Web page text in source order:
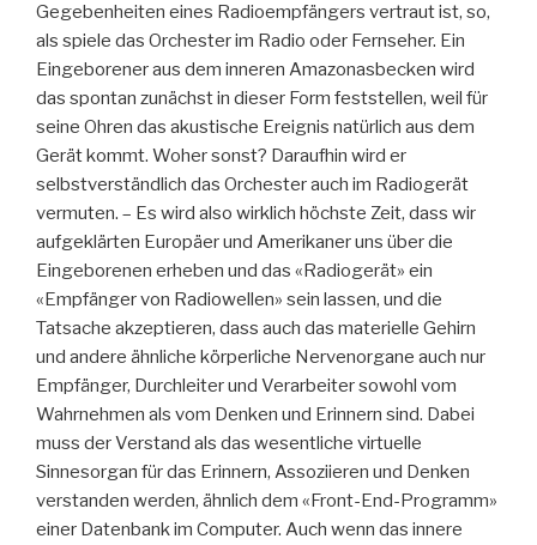
Gegebenheiten eines Radioempfängers vertraut ist, so,
als spiele das Orchester im Radio oder Fernseher. Ein
Eingeborener aus dem inneren Amazonasbecken wird
das spontan zunächst in dieser Form feststellen, weil für
seine Ohren das akustische Ereignis natürlich aus dem
Gerät kommt. Woher sonst? Daraufhin wird er
selbstverständlich das Orchester auch im Radiogerät
vermuten. – Es wird also wirklich höchste Zeit, dass wir
aufgeklärten Europäer und Amerikaner uns über die
Eingeborenen erheben und das «Radiogerät» ein
«Empfänger von Radiowellen» sein lassen, und die
Tatsache akzeptieren, dass auch das materielle Gehirn
und andere ähnliche körperliche Nervenorgane auch nur
Empfänger, Durchleiter und Verarbeiter sowohl vom
Wahrnehmen als vom Denken und Erinnern sind. Dabei
muss der Verstand als das wesentliche virtuelle
Sinnesorgan für das Erinnern, Assoziieren und Denken
verstanden werden, ähnlich dem «Front-End-Programm»
einer Datenbank im Computer. Auch wenn das innere